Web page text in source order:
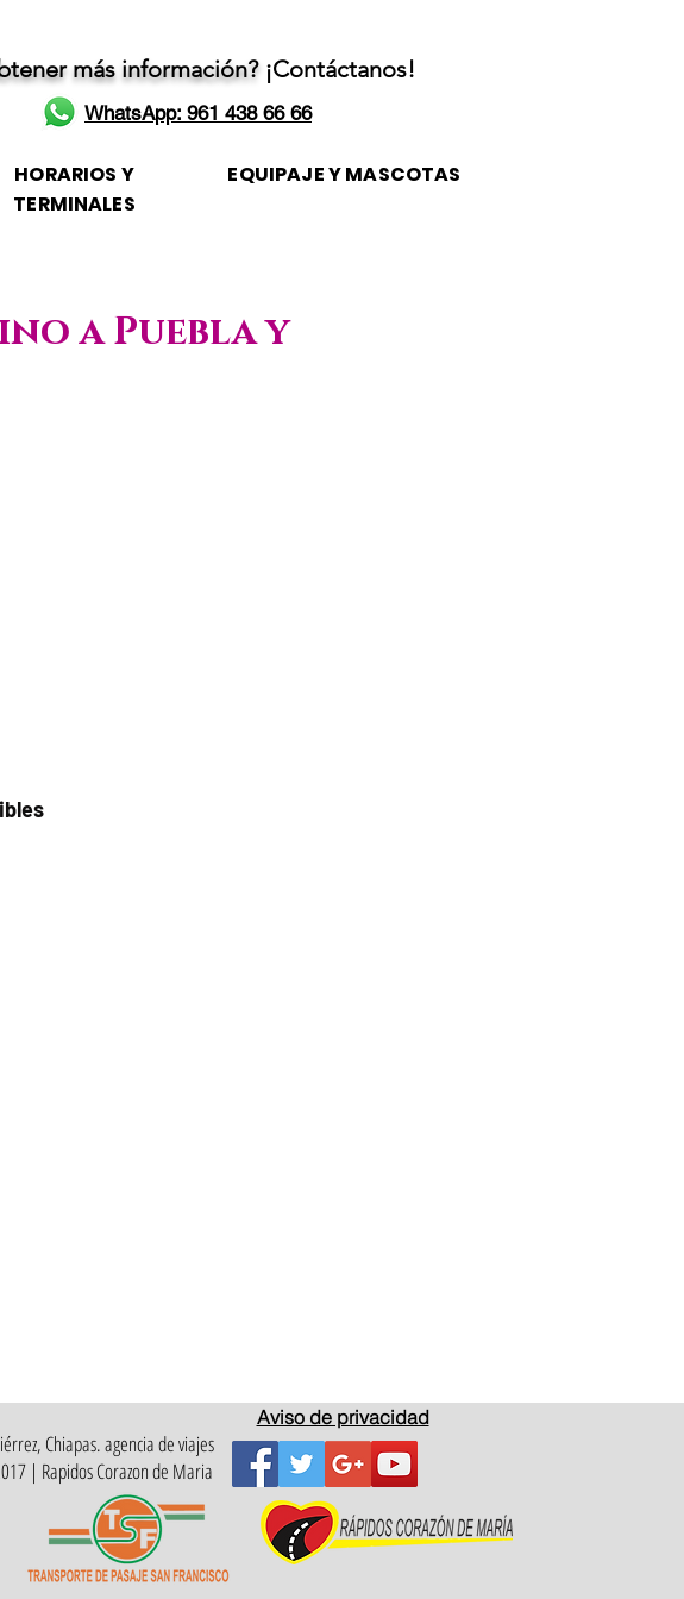
más información? ¡Contáctanos!
WhatsApp: 961 438 66 66
HORARIOS Y
TERMINALES
EQUIPAJE Y MASCOTAS
a Puebla y
Chiapas. agencia de viajes
| Rapidos Corazon de Maria
Aviso de privacidad